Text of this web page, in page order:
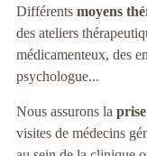
Différents moyens
des ateliers
médicamenteux, des
psychologue...
Nous assurons la
visites de médecins